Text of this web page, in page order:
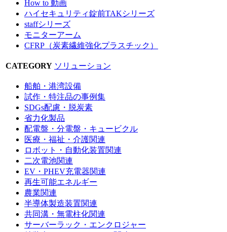
How to 動画
ハイセキュリティ錠前TAKシリーズ
staffシリーズ
モニターアーム
CFRP（炭素繊維強化プラスチック）
CATEGORY ソリューション
船舶・港湾設備
試作・特注品の事例集
SDGs配慮・脱炭素
省力化製品
配電盤・分電盤・キュービクル
医療・福祉・介護関連
ロボット・自動化装置関連
二次電池関連
EV・PHEV充電器関連
再生可能エネルギー
農業関連
半導体製造装置関連
共同溝・無電柱化関連
サーバーラック・エンクロジャー